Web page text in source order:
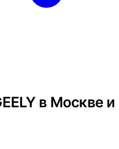
в Москве и